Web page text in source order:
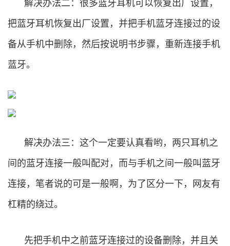
解决办法二：很多蓝牙耳机可以恢复出厂设置，
把蓝牙耳机恢复出厂设置，并把手机蓝牙连接过的设
备从手机中删除，然后按说明书步骤，重新连接手机
蓝牙。
解决办法三：这个一定要认真看哟，两只耳机之
间的蓝牙连接一般叫配对，而与手机之间一般叫蓝牙
连接，笔者说的可是一般啊，为了区分一下，网友有
杠精的绕过。
先把手机中之前蓝牙连接过的设备删除，并且关